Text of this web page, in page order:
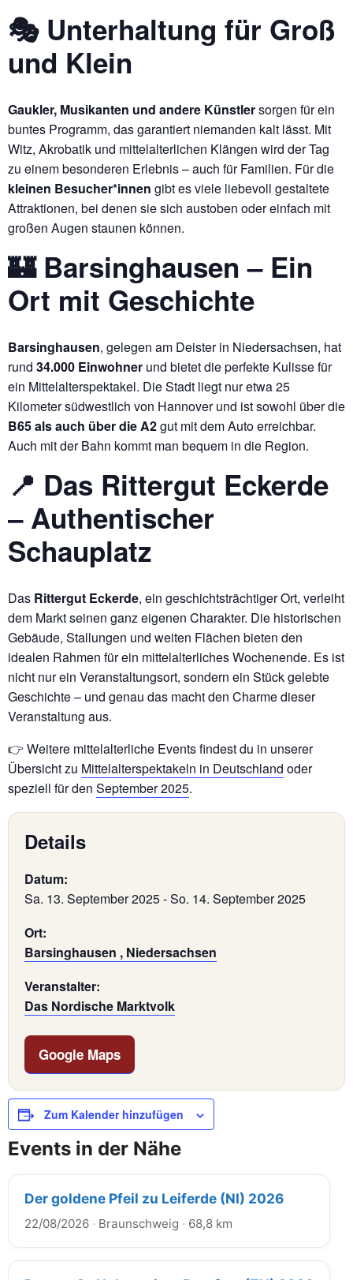
🎭 Unterhaltung für Groß
und Klein
Gaukler, Musikanten und andere Künstlersorgen für ein
buntes Programm, das garantiert niemanden kalt lässt. Mit
Witz, Akrobatik und mittelalterlichen Klängen wird der Tag
zu einem besonderen Erlebnis – auch für Familien. Für die
kleinen Besucher*innen gibt es viele liebevoll gestaltete
Attraktionen, bei denen sie sich austoben oder einfach mit
großen Augen staunen können.
🏰 Barsinghausen – Ein
Ort mit Geschichte
Barsinghausen, gelegen am Deister in Niedersachsen, hat
rund 34.000 Einwohner und bietet die perfekte Kulisse für
ein Mittelalterspektakel. Die Stadt liegt nur etwa 25
Kilometer südwestlich von Hannover und ist sowohl über die
B65 als auch über die A2gut mit dem Auto erreichbar.
Auch mit der Bahn kommt man bequem in die Region.
📍 Das Rittergut Eckerde
– Authentischer
Schauplatz
Das Rittergut Eckerde, ein geschichtsträchtiger Ort, verleiht
dem Markt seinen ganz eigenen Charakter. Die historischen
Gebäude, Stallungen und weiten Flächen bieten den
idealen Rahmen für ein mittelalterliches Wochenende. Es ist
nicht nur ein Veranstaltungsort, sondern ein Stück gelebte
Geschichte – und genau das macht den Charme dieser
Veranstaltung aus.
👉 Weitere mittelalterliche Events findest du in unserer
Übersicht zu Mittelalterspektakeln in Deutschland oder
speziell für den September 2025.
Details
Datum:
Sa. 13. September 2025-So. 14. September 2025
Ort:
Barsinghausen , Niedersachsen
Veranstalter:
Das Nordische Marktvolk
Google Maps
Zum Kalender hinzufügen
Events in der Nähe
Der goldene Pfeil zu Leiferde (NI) 2026
22/08/2026 · Braunschweig · 68,8 km